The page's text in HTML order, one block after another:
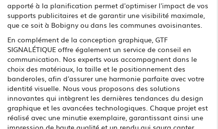
apporté à la planification permet d'optimiser l'impact de vos
supports publicitaires et de garantir une visibilité maximale,
que ce soit à Bobigny ou dans les communes avoisinantes.
En complément de la conception graphique, GTF
SIGNALÉTIQUE offre également un service de conseil en
communication. Nos experts vous accompagnent dans le
choix des matériaux, la taille et le positionnement des
banderoles, afin d'assurer une harmonie parfaite avec votre
identité visuelle. Nous vous proposons des solutions
innovantes qui intègrent les dernières tendances du design
graphique et les avancées technologiques. Chaque projet est
réalisé avec une minutie exemplaire, garantissant ainsi une
impression de haute qualité et un rendu qui saura capter